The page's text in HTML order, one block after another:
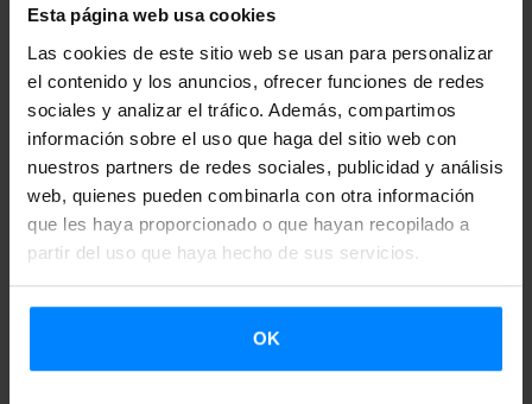
Esta página web usa cookies
Las cookies de este sitio web se usan para personalizar
el contenido y los anuncios, ofrecer funciones de redes
sociales y analizar el tráfico. Además, compartimos
información sobre el uso que haga del sitio web con
nuestros partners de redes sociales, publicidad y análisis
web, quienes pueden combinarla con otra información
que les haya proporcionado o que hayan recopilado a
partir del uso que haya hecho de sus servicios.
OK
internacionalización de Euskadi, ya que comparte con
Euskadi el apoyo a la diversidad cultural y lingüística, la
apuesta por la innovación y el compromiso con el medio
ambiente y la lucha contra el cambio climático. Este
acuerdo, junto con el medio ambiente, el desarrollo
económico y la innovación, tiene el objetivo de
profundizar en la cooperación entre ambos países en el
ámbito cultural.Saison Québec – Pays Basque, impulsado
por Etxepare Euskal Institutua, es uno de los resultados de